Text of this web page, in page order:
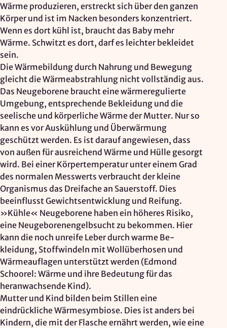
Wärme produzieren, erstreckt sich über den ganzen
Körper und ist im Nacken besonders konzentriert.
Wenn es dort kühl ist, braucht das Baby mehr
Wärme. Schwitzt es dort, darf es leichter bekleidet
sein.
Die Wärmebildung durch Nahrung und Bewegung
gleicht die Wärmeabstrahlung nicht vollständig aus.
Das Neugeborene braucht eine wärmeregulierte
Umgebung, entsprechende Bekleidung und die
seelische und körperliche Wärme der Mutter. Nur so
kann es vor Auskühlung und Überwärmung
geschützt werden. Es ist darauf angewiesen, dass
von außen für ausreichend Wärme und Hülle gesorgt
wird. Bei einer Körpertemperatur unter einem Grad
des normalen Messwerts verbraucht der kleine
Organismus das Dreifache an Sauerstoff. Dies
beeinflusst Gewichtsentwicklung und Reifung.
»Kühle« Neugeborene haben ein höheres Risiko,
eine Neugeborenengelbsucht zu bekommen. Hier
kann die noch unreife Leber durch warme Be-
kleidung, Stoffwindeln mit Wollüberhosen und
Wärmeauflagen unterstützt werden (Edmond
Schoorel: Wärme und ihre Bedeutung für das
heranwachsende Kind).
Mutter und Kind bilden beim Stillen eine
eindrückliche Wärmesymbiose. Dies ist anders bei
Kindern, die mit der Flasche ernährt werden, wie eine